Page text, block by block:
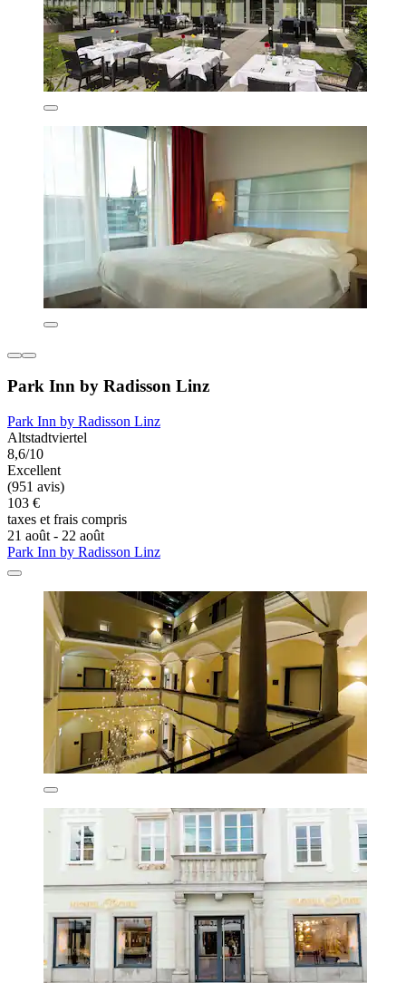
Park Inn by Radisson Linz
Park Inn by Radisson Linz
Altstadtviertel
8,6/10
Excellent
(951 avis)
103 €
taxes et frais compris
21 août - 22 août
Park Inn by Radisson Linz